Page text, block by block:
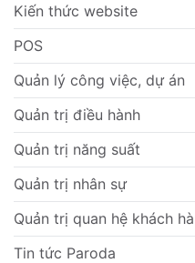
Kiến thức website
POS
Quản lý công việc, dự án
Quản trị điều hành
Quản trị năng suất
Quản trị nhân sự
Quản trị quan hệ khách
Tin tức Paroda